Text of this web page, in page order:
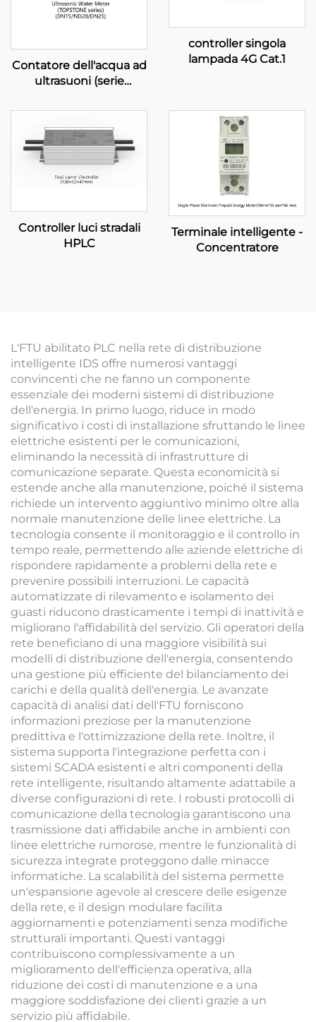
Contatore dell'acqua ad
ultrasuoni (serie
controller singola
lampada 4G Cat.1
Controller luci stradali
HPLC
Terminale intelligente -
Concentratore
L'FTU abilitato PLC nella rete di distribuzione
intelligente IDS offre numerosi vantaggi
convincenti che ne fanno un componente
essenziale dei moderni sistemi di distribuzione
dell'energia. In primo luogo, riduce in modo
significativo i costi di installazione sfruttando le linee
elettriche esistenti per le comunicazioni,
eliminando la necessità di infrastrutture di
comunicazione separate. Questa economicità si
estende anche alla manutenzione, poiché il sistema
richiede un intervento aggiuntivo minimo oltre alla
normale manutenzione delle linee elettriche. La
tecnologia consente il monitoraggio e il controllo in
tempo reale, permettendo alle aziende elettriche di
rispondere rapidamente a problemi della rete e
prevenire possibili interruzioni. Le capacità
automatizzate di rilevamento e isolamento dei
guasti riducono drasticamente i tempi di inattività e
migliorano l'affidabilità del servizio. Gli operatori della
rete beneficiano di una maggiore visibilità sui
modelli di distribuzione dell'energia, consentendo
una gestione più efficiente del bilanciamento dei
carichi e della qualità dell'energia. Le avanzate
capacità di analisi dati dell'FTU forniscono
informazioni preziose per la manutenzione
predittiva e l'ottimizzazione della rete. Inoltre, il
sistema supporta l'integrazione perfetta con i
sistemi SCADA esistenti e altri componenti della
rete intelligente, risultando altamente adattabile a
diverse configurazioni di rete. I robusti protocolli di
comunicazione della tecnologia garantiscono una
trasmissione dati affidabile anche in ambienti con
linee elettriche rumorose, mentre le funzionalità di
sicurezza integrate proteggono dalle minacce
informatiche. La scalabilità del sistema permette
un'espansione agevole al crescere delle esigenze
della rete, e il design modulare facilita
aggiornamenti e potenziamenti senza modifiche
strutturali importanti. Questi vantaggi
contribuiscono complessivamente a un
miglioramento dell'efficienza operativa, alla
riduzione dei costi di manutenzione e a una
maggiore soddisfazione dei clienti grazie a un
servizio più affidabile.